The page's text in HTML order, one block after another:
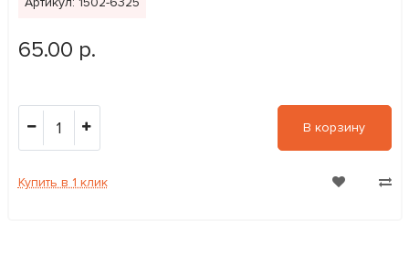
65.00 р.
1 В корзину
Купить в 1 клик